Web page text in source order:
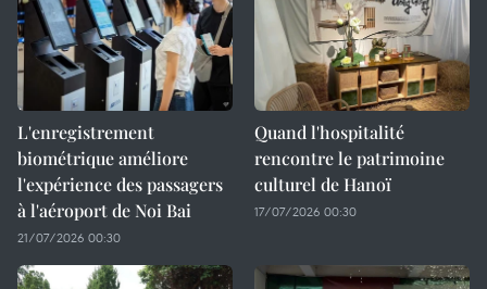
L'enregistrement
biométrique améliore
l'expérience des passagers
à l'aéroport de Noi Bai
21/07/2026 00:30
Quand l'hospitalité
rencontre le patrimoine
culturel de Hanoï
17/07/2026 00:30